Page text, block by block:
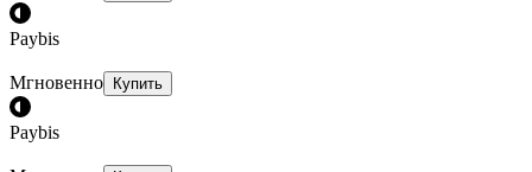
Paybis
Мгновенно Купить
Paybis